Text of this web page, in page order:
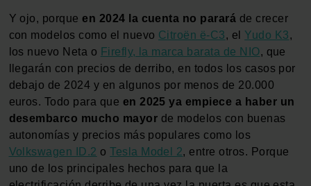
Y ojo, porque en 2024 la cuenta no parará de crecer
con modelos como el nuevo Citroën ë-C3, el Yudo K3,
los nuevo Neta o Firefly, la marca barata de NIO, que
llegarán con precios de derribo, en todos los casos por
debajo de 2024 y en algunos por menos de 20.000
euros. Todo para que en 2025 ya empiece a haber un
desembarco mucho mayor de modelos con buenas
autonomías y precios más populares como los
Volkswagen ID.2 oTesla Model 2, entre otros. Porque
uno de los principales hechos para que la